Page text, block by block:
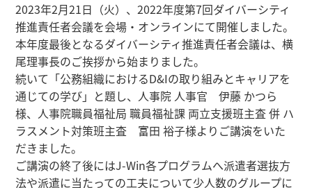
2023年2月21日（火）、2022年度第7回ダイバーシティ
推進責任者会議を会場・オンラインにて開催しました。
本年度最後となるダイバーシティ推進責任者会議は、横
尾理事長のご挨拶から始まりました。
続いて「公務組織におけるD&Iの取り組みとキャリアを
通じての学び」と題し、人事院 人事官 伊藤 かつら
様、人事院職員福祉局 職員福祉課 両立支援班主査 併 ハ
ラスメント対策班主査 富田 裕子様よりご講演をいた
だきました。
ご講演の終了後にはJ-Win各プログラムへ派遣者選抜方
法や派遣に当たっての工夫について少人数のグループに